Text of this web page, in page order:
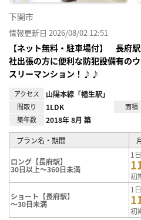
下関市
情報更新日 2026/08/02 12:51
【ネット無料・駐車場付】 長府
社出張の方に便利な防犯設備有の
スリーマンション！♪♪
アクセス 山陽本線「幡生駅」
間取り 1LDK 面積
築年数 2018年 8月 築
プラン名・期間
ロング【長府駅】
30日以上～360日未満
1
初
ショート【長府駅】
～30日未満
1
初